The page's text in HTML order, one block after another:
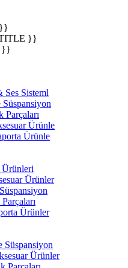
}}
}}
Sisteml
Ürünle
Ürünle
Ürünleri
Ürünler
Ürünler
Süspansiyon
Ürünler